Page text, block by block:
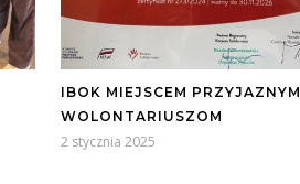
IBOK MIEJSCEM PRZYJAZNYM
WOLONTARIUSZOM
2 stycznia 2025